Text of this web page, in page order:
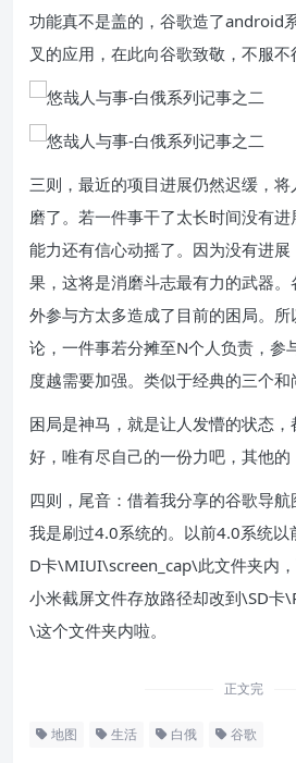
功能真不是盖的，谷歌造了android
叉的应用，在此向谷歌致敬，不服不
三则，最近的项目进展仍然迟缓，
磨了。若一件事干了太长时间没有
能力还有信心动摇了。因为没有进
果，这将是消磨斗志最有力的武器
外参与方太多造成了目前的困局。
论，一件事若分摊至N个人负责，参
度越需要加强。类似于经典的三个和
困局是神马，就是让人发懵的状态
好，唯有尽自己的一份力吧，其他的
四则，尾音：借着我分享的谷歌导航
我是刷过4.0系统的。以前4.0系统以
D卡\MIUI\screen_cap\此文件夹内
小米截屏文件存放路径却改到\SD卡
\这个文件夹内啦。
正文完
地图 生活 白俄 谷歌